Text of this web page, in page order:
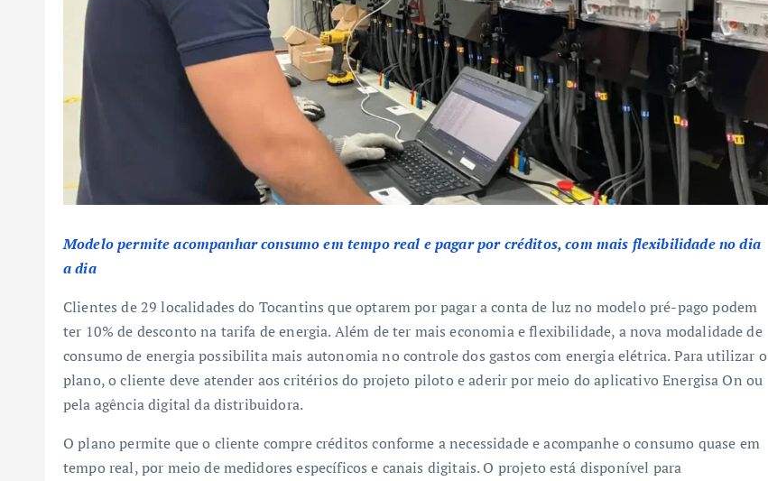
Modelo permite acompanhar consumo em tempo real e pagar por créditos, com mais flexibilidade no dia
a dia
Clientes de 29 localidades do Tocantins que optarem por pagar a conta de luz no modelo pré-pago podem
ter 10% de desconto na tarifa de energia. Além de ter mais economia e flexibilidade, a nova modalidade de
consumo de energia possibilita mais autonomia no controle dos gastos com energia elétrica. Para utilizar o
plano, o cliente deve atender aos critérios do projeto piloto e aderir por meio do aplicativo Energisa On ou
pela agência digital da distribuidora.
O plano permite que o cliente compre créditos conforme a necessidade e acompanhe o consumo quase em
tempo real, por meio de medidores específicos e canais digitais. O projeto está disponível para